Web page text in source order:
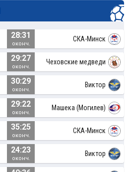
28:31
оконч.
СКА-Минск
29:27
оконч.
Чеховские медведи
30:29
оконч.
Виктор
29:22
оконч.
Машека (Могилев)
35:25
оконч.
СКА-Минск
24:23
оконч.
Виктор